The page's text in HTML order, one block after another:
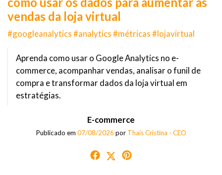
vendas da loja virtual
#googleanalytics #analytics #métricas #lojavirtual
Aprenda como usar o Google Analytics no e-
commerce, acompanhar vendas, analisar o funil de
compra e transformar dados da loja virtual em
estratégias.
E-commerce
Publicado em 07/08/2026 por Thaís Cristina - CEO